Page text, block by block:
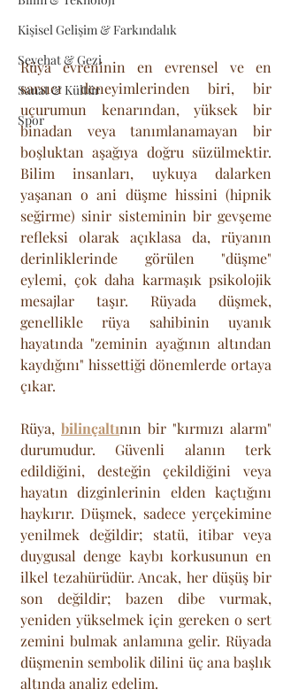
Kişisel Gelişim & Farkındalık
Seyehat & Gezi
Sanat & Kültür
Spor
Rüya evreninin en evrensel ve en
sarsıcı deneyimlerinden biri, bir
uçurumun kenarından, yüksek bir
binadan veya tanımlanamayan bir
boşluktan aşağıya doğru süzülmektir.
Bilim insanları, uykuya dalarken
yaşanan o ani düşme hissini (hipnik
seğirme) sinir sisteminin bir gevşeme
refleksi olarak açıklasa da, rüyanın
derinliklerinde görülen "düşme"
eylemi, çok daha karmaşık psikolojik
mesajlar taşır. Rüyada düşmek,
genellikle rüya sahibinin uyanık
hayatında "zeminin ayağının altından
kaydığını" hissettiği dönemlerde ortaya
çıkar.
Rüya, bilinçaltının bir "kırmızı alarm"
durumudur. Güvenli alanın terk
edildiğini, desteğin çekildiğini veya
hayatın dizginlerinin elden kaçtığını
haykırır. Düşmek, sadece yerçekimine
yenilmek değildir; statü, itibar veya
duygusal denge kaybı korkusunun en
ilkel tezahürüdür. Ancak, her düşüş bir
son değildir; bazen dibe vurmak,
yeniden yükselmek için gereken o sert
zemini bulmak anlamına gelir. Rüyada
düşmenin sembolik dilini üç ana başlık
altında analiz edelim.